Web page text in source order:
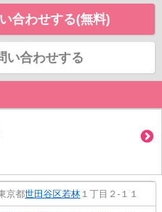
合わせする(無料)
い合わせする
京都世田谷区若林 １丁目２-１１